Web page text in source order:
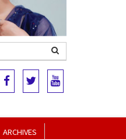
ARCHIVES